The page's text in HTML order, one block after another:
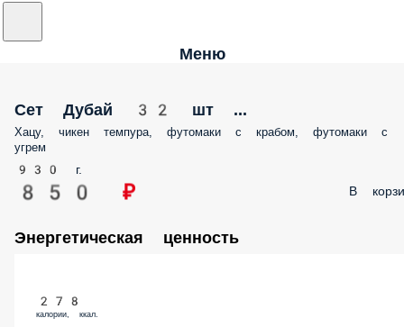
Меню
Сет Дубай 32 шт ...
Хацу, чикен темпура, футомаки с крабом, футомаки с
угрем
930 г.
850 ₽ В
Энергетическая ценность
278
калории, ккал.